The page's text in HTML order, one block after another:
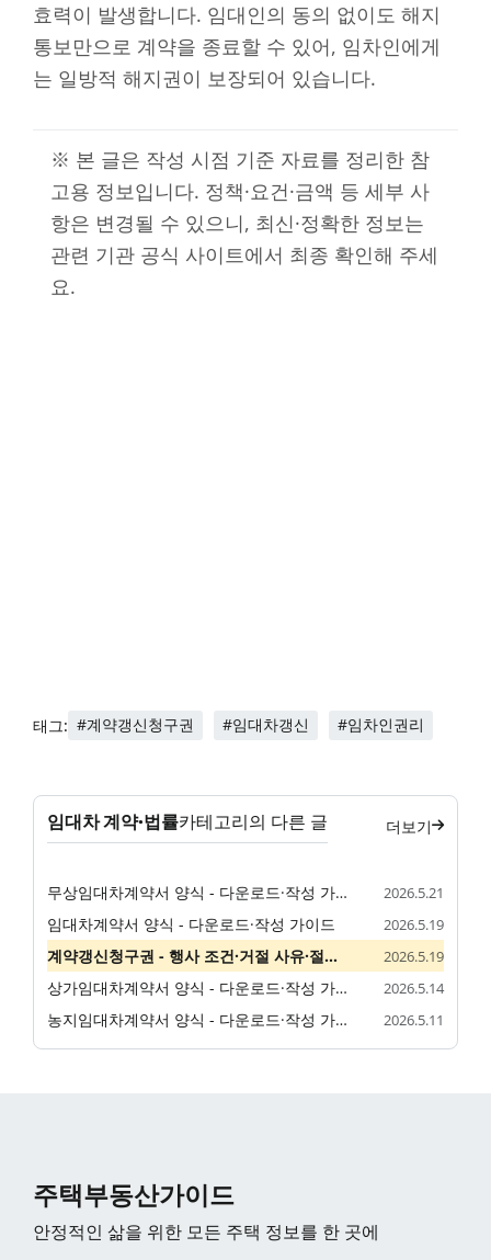
효력이 발생합니다. 임대인의 동의 없이도 해지
통보만으로 계약을 종료할 수 있어, 임차인에게
는 일방적 해지권이 보장되어 있습니다.
※ 본 글은 작성 시점 기준 자료를 정리한 참
고용 정보입니다. 정책·요건·금액 등 세부 사
항은 변경될 수 있으니, 최신·정확한 정보는
관련 기관 공식 사이트에서 최종 확인해 주세
요.
태그: #계약갱신청구권 #임대차갱신 #임차인권리
임대차 계약·법률카테고리의 다른 글 더보기
무상임대차계약서 양식 - 다운로드·작성 가이드 2026.5.21
임대차계약서 양식 - 다운로드·작성 가이드 2026.5.19
계약갱신청구권 - 행사 조건·거절 사유·절차 정리 2026.5.19
상가임대차계약서 양식 - 다운로드·작성 가이드 2026.5.14
농지임대차계약서 양식 - 다운로드·작성 가이드 2026.5.11
주택부동산가이드
안정적인 삶을 위한 모든 주택 정보를 한 곳에